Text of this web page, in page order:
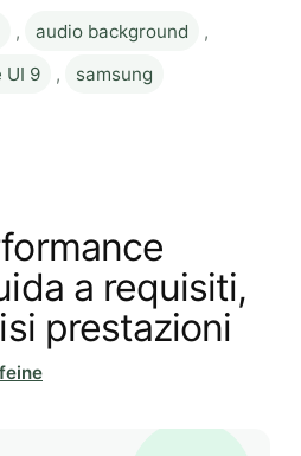
, audio background
,
UI 9 ,
samsung
a requisiti,
prestazioni